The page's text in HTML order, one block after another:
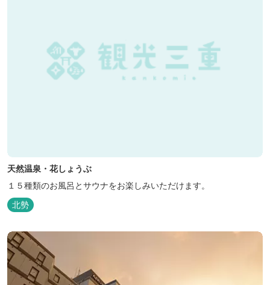
天然温泉・花しょうぶ
１５種類のお風呂とサウナをお楽しみいただけます。
北勢